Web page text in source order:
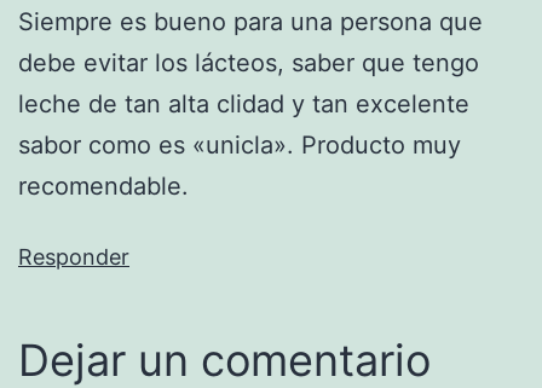
Siempre es bueno para una persona que
debe evitar los lácteos, saber que tengo
leche de tan alta clidad y tan excelente
sabor como es «unicla». Producto muy
recomendable.
Responder
Dejar un comentario